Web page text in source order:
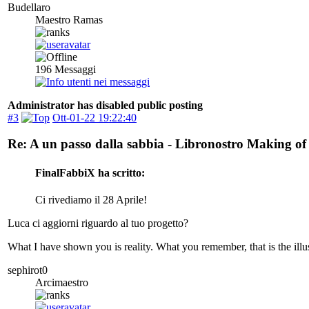
Budellaro
Maestro Ramas
196 Messaggi
Administrator has disabled public posting
#3
Ott-01-22 19:22:40
Re: A un passo dalla sabbia - Libronostro Making of
FinalFabbiX ha scritto:
Ci rivediamo il 28 Aprile!
Luca ci aggiorni riguardo al tuo progetto?
What I have shown you is reality. What you remember, that is the
sephirot0
Arcimaestro